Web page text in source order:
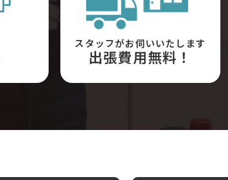
スタッフがお伺いいたします
出張費用無料！